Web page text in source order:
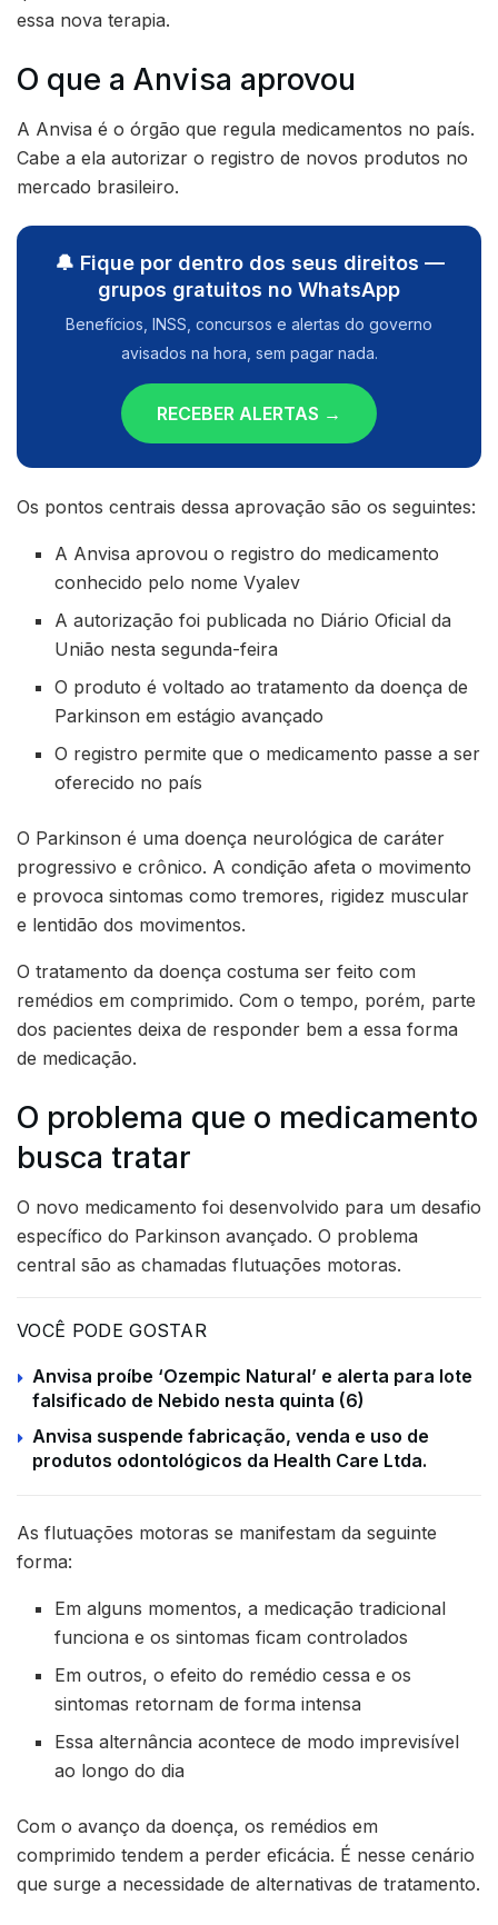
essa nova terapia.
O que a Anvisa aprovou
A Anvisa é o órgão que regula medicamentos no país.
Cabe a ela autorizar o registro de novos produtos no
mercado brasileiro.
🔔 Fique por dentro dos seus direitos —
grupos gratuitos no WhatsApp
Benefícios, INSS, concursos e alertas do governo
avisados na hora, sem pagar nada.
RECEBER ALERTAS →
Os pontos centrais dessa aprovação são os seguintes:
A Anvisa aprovou o registro do medicamento
conhecido pelo nome Vyalev
A autorização foi publicada no Diário Oficial da
União nesta segunda-feira
O produto é voltado ao tratamento da doença de
Parkinson em estágio avançado
O registro permite que o medicamento passe a ser
oferecido no país
O Parkinson é uma doença neurológica de caráter
progressivo e crônico. A condição afeta o movimento
e provoca sintomas como tremores, rigidez muscular
e lentidão dos movimentos.
O tratamento da doença costuma ser feito com
remédios em comprimido. Com o tempo, porém, parte
dos pacientes deixa de responder bem a essa forma
de medicação.
O problema que o medicamento
busca tratar
O novo medicamento foi desenvolvido para um desafio
específico do Parkinson avançado. O problema
central são as chamadas flutuações motoras.
VOCÊ PODE GOSTAR
Anvisa proíbe ‘Ozempic Natural’ e alerta para lote
falsificado de Nebido nesta quinta (6)
Anvisa suspende fabricação, venda e uso de
produtos odontológicos da Health Care Ltda.
As flutuações motoras se manifestam da seguinte
forma:
Em alguns momentos, a medicação tradicional
funciona e os sintomas ficam controlados
Em outros, o efeito do remédio cessa e os
sintomas retornam de forma intensa
Essa alternância acontece de modo imprevisível
ao longo do dia
Com o avanço da doença, os remédios em
comprimido tendem a perder eficácia. É nesse cenário
que surge a necessidade de alternativas de tratamento.